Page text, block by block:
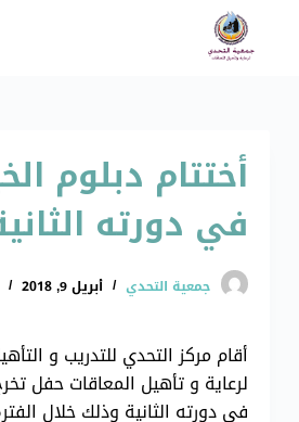
أختتام دبلوم
في دورته
جمعية التحدي أبريل 9, 2018
أقام مركز التحدي للتدريب و
لرعاية و تأهيل المعاقات حفل